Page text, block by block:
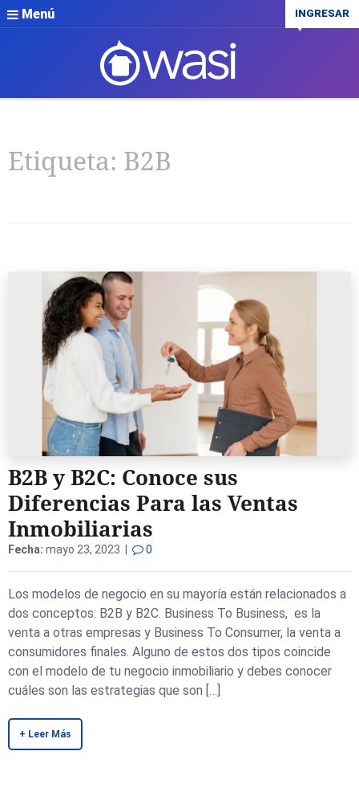
Menú INGRESAR
Etiqueta: B2B
B2B y B2C: Conoce sus
Diferencias Para las Ventas
Inmobiliarias
Fecha: mayo 23, 2023 | 0
Los modelos de negocio en su mayoría están relacionados a
dos conceptos: B2B y B2C. Business To Business, es la
venta a otras empresas y Business To Consumer, la venta a
consumidores finales. Alguno de estos dos tipos coincide
con el modelo de tu negocio inmobiliario y debes conocer
cuáles son las estrategias que son […]
+ Leer Más